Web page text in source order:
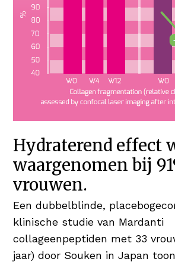
Hydraterend effect
waargenomen bij
vrouwen.
Een dubbelblinde,
klinische studie van Mardanti
collageenpeptiden met 33
jaar) door Souken in Japan